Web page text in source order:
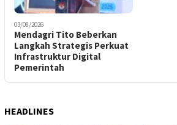
03/08/2026
Mendagri Tito Beberkan
Langkah Strategis Perkuat
Infrastruktur Digital
Pemerintah
HEADLINES